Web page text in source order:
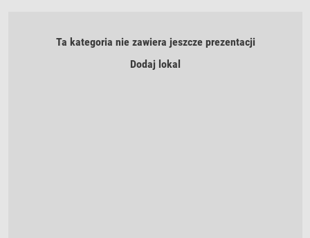
Ta kategoria nie zawiera jeszcze prezentacji
Dodaj lokal